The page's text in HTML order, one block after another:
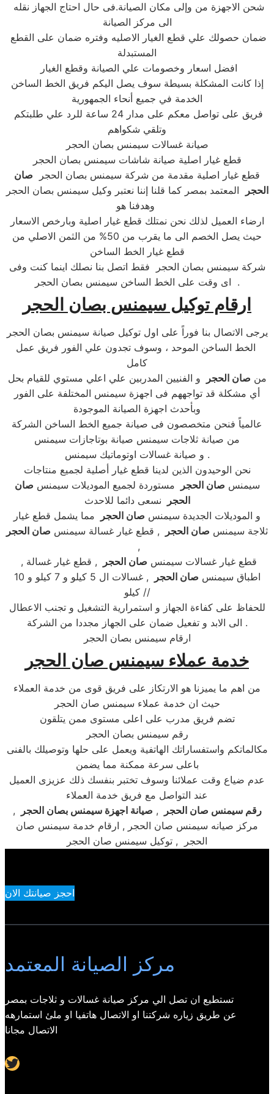
الى مركز الصيانة
المستبدلة
افضل اسعار وخصومات علي الصيانة وقطع الغيار
إذا كانت المشكلة بسيطة سوف يصل اليكم فريق الخط الساخن
الخدمة في جميع أنحاء الجمهورية
وتلقي شكواهم
صيانة غسالات سيمنس بصان الحجر
قطع غيار اصلية صيانة شاشات سيمنس بصان الحجر
قطع غيار اصلية مقدمة من شركة سيمنس بصان الحجر صان
الحجر
المعتمد بمصر كما قلنا إننا نعتبر وكيل سيمنس بصان الحجر
وهدفنا هو
ارضاء العميل لذلك نحن نمتلك قطع غيار اصلية وبارخص الاسعار
حيث يصل الخصم الى ما يقرب من 50% من الثمن الاصلي من
قطع غيار الخط الساخن
شركة سيمنس بصان الحجر فقط اتصل بنا نصلك اينما كنت وفى
اى وقت على الخط الساخن سيمنس بصان الحجر .
ارقام توكيل سيمنس بصان الحجر
يرجى الاتصال بنا فوراً على اول توكيل صيانة سيمنس بصان الحجر
الخط الساخن الموحد ، وسوف تجدون علي الفور فريق عمل
كامل
من صان الحجر
و الفنيين المدربين علي اعلي مستوي للقيام بحل
أي مشكلة قد تواجههم فى اجهزة سيمنس المختلفة على الفور
وبأحدث اجهزة الصيانة الموجودة
عالمياً فنحن متخصصون فى صيانة جميع الخط الساخن الشركة
من صيانة ثلاجات سيمنس صيانة بوتاجازات سيمنس
و صيانة غسالات اوتوماتيك سيمنس .
نحن الوحيدون الذين لدينا قطع غيار أصلية لجميع منتاجات
سيمنس صان الحجر مستوردة لجميع الموديلات سيمنس صان
الحجر
نسعى دائما للاحدث
و الموديلات الجديدة سيمنس صان الحجر
مما يشمل قطع غيار
ثلاجة سيمنس صان الحجر , قطع غيار غسالة سيمنس صان الحجر
,
, قطع غيار غسالات سيمنس صان الحجر
, قطع غيار غسالة
اطباق سيمنس صان الحجر
, غسالات ال 5 كيلو و 7 كيلو و 10
كيلو //
للحفاظ على كفاءة الجهاز و استمرارية التشغيل و تجنب الاعطال
الى الابد و تفعيل ضمان على الجهاز مجددا من الشركة .
ارقام سيمنس بصان الحجر
خدمة عملاء سيمنس صان الحجر
من اهم ما يميزنا هو الارتكاز على فريق قوى من خدمة العملاء
حيث ان خدمة عملاء سيمنس صان الحجر
تضم فريق مدرب على اعلى مستوى ممن يتلقون
رقم سيمنس بصان الحجر
مكالماتكم واستفساراتك الهاتفية ويعمل على حلها وتوصيلك بالفنى
باعلى سرعة ممكنة مما يضمن
عدم ضياع وقت عملائنا وسوف تختبر بنفسك ذلك عزيزى العميل
عند التواصل مع فريق خدمة العملاء
رقم سيمنس صان الحجر
, صيانة اجهزة سيمنس بصان الحجر
,
مركز صيانه سيمنس صان الحجر , ارقام خدمة سيمنس صان
الحجر , توكيل سيمنس صان الحجر
احجز صيانتك الان
مركز الصيانة المعتمد
تستطيع ان تصل الي مركز صيانة غسالات و ثلاجات بمصر
عن طريق زياره شركتنا او الاتصال هاتفيا او ملئ استمارهه
الاتصال مجانا
Twitter